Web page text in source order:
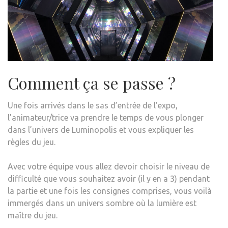
Comment ça se passe ?
Une fois arrivés dans le sas d’entrée de l’expo,
l’animateur/trice va prendre le temps de vous plonger
dans l’univers de Luminopolis et vous expliquer les
règles du jeu.
Avec votre équipe vous allez devoir choisir le niveau de
difficulté que vous souhaitez avoir (il y en a 3) pendant
la partie et une fois les consignes comprises, vous voilà
immergés dans un univers sombre où la lumière est
maître du jeu.